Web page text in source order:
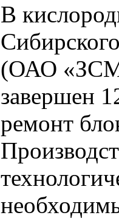
В
(ОАО
завершен
ремонт